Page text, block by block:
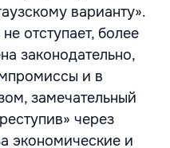
варианту».
отступает, более
законодательно,
и в
замечательный
через
экономические и